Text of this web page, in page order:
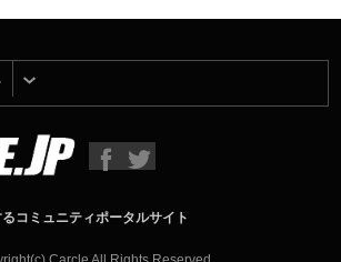
コミュニティポータルサイト